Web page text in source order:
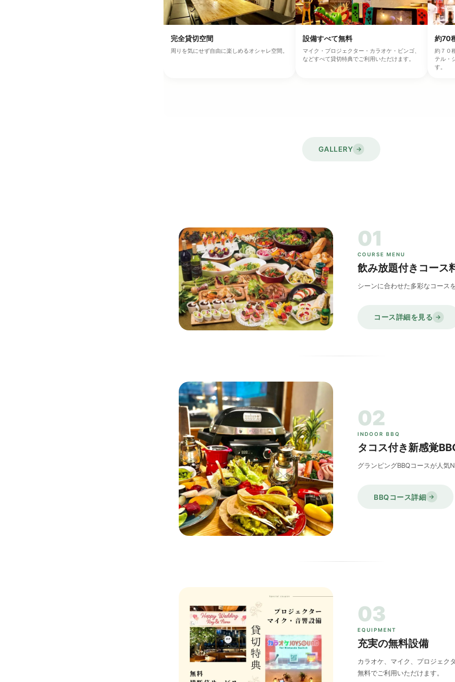
完全貸切空間
周りを気にせず自由に楽しめるオシャレ空間。
設備すべて無料
マイク・プロジェクター・カラオケ・ビンゴ、
などすべて貸切特典でご利用いただけます。
約70
約７０
テル・
す。
GALLERY →
01
COURSE MENU
飲み放題付きコース
シーンに合わせた多彩なコース
コース詳細を見る →
02
INDOOR BBQ
タコス付き新感覚
グランピングBBQコースが人気
BBQコース詳細 →
03
EQUIPMENT
充実の無料設備
カラオケ、マイク、プロジェク
無料でご利用いただけます。